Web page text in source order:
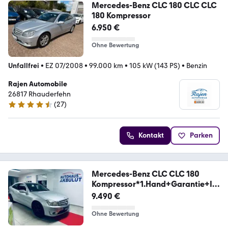
Mercedes-Benz CLC 180 CLC CLC
180 Kompressor
6.950 €
Ohne Bewertung
Unfallfrei • EZ 07/2008• 99.000 km • 105 kW (143 PS) • Benzin
Rajen Automobile
26817 Rhauderfehn
4.7 Sterne
(27)
Kontakt Parken
Mercedes-Benz CLC CLC 180
Kompressor*1.Hand+Garantie+In
spektio
9.490 €
Ohne Bewertung